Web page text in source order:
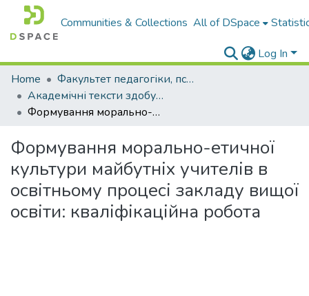
Communities & Collections All of DSpace
Log In
Home
Факультет педагогіки, психології і професійної освіти
Академічні тексти здобувачів вищої освіти
Формування морально-етичної культури майбутніх учителів в освітньому процесі закладу вищої освіти: кваліфікаційна робота
Формування морально-етичної
культури майбутніх учителів в
освітньому процесі закладу вищої
освіти: кваліфікаційна робота